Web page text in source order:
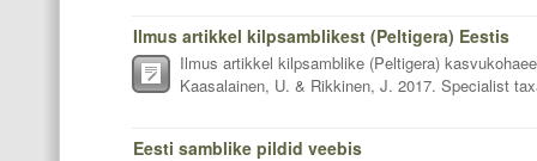
Ilmus artikkel kilpsamblikest (Peltigera) Eestis
Ilmus artikkel kilpsamblike (Peltigera)
Kaasalainen, U. & Rikkinen, J. 2017. Specialist
Eesti samblike pildid veebis